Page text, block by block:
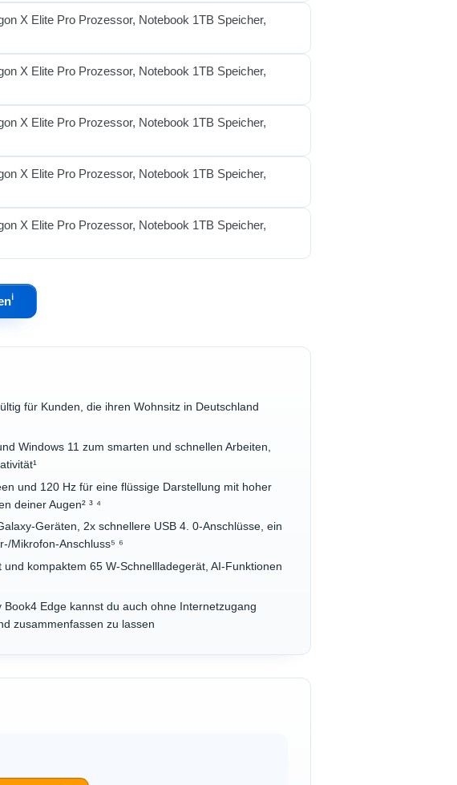
ℹ︎
für Kunden, die ihren Wohnsitz in Deutschland
Windows 11 zum smarten und schnellen Arbeiten,
und 120 Hz für eine flüssige Darstellung mit hoher
deiner Augen² ³ ⁴
Geräten, 2x schnellere USB 4. 0-Anschlüsse, ein
Mikrofon-Anschluss⁵ ⁶
kompaktem 65 W-Schnellladegerät, AI-Funktionen
Edge kannst du auch ohne Internetzugang
zusammenfassen zu lassen